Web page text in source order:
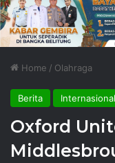
Home / Olahraga
Berita Internasional
Oxford